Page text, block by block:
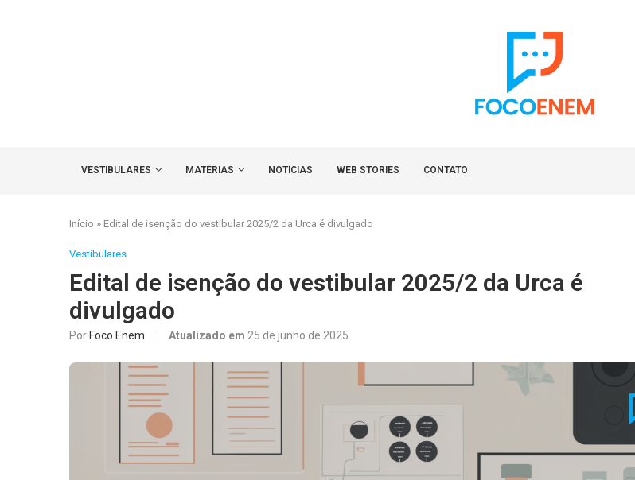
VESTIBULARES MATÉRIAS NOTÍCIAS WEB STORIES CONTATO
Início » Edital de isenção do vestibular 2025/2 da Urca é divulgado
Vestibulares
Edital de isenção do vestibular 2025/2 da Urca é
divulgado
Por Foco Enem Atualizado em 25 de junho de 2025